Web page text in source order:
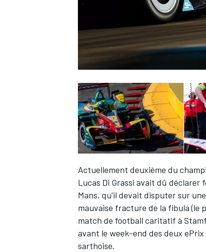
WEC
Actuellement deuxième du
Lucas Di Grassi avait dû déclarer
Mans, qu'il devait disputer sur
mauvaise fracture de la fibula (le
match de football caritatif à
avant le week-end des deux
sarthoise.